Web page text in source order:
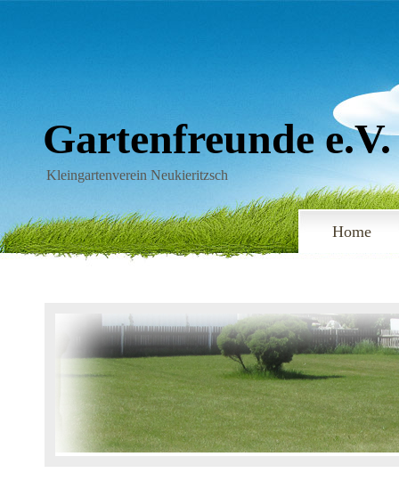
Gartenfreunde e.V.
Kleingartenverein Neukieritzsch
Home